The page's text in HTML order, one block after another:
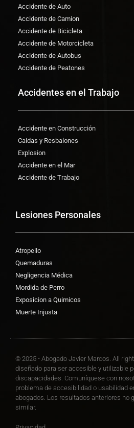
Accidente de Auto
Accidente de Camion
Accidente de Bicicleta
Accidente de Motorcicleta
Accidente de Autobus
Accidente de Peatones
Accidentes en el Trabajo
Accidente en Construcción
Caidas y Resbalones
Explosion
Accidente en el Mar
Accidente de Trabajo
Lesiones Personales
Atropello
Quemaduras
Negligencia Médica
Mordida de Perro
Exposicion a Quimicos
Muerte Injusta
© 2025 - Abogado Javier Marcos. All
diseñado para ser accesible y utilizable
discapacidades. Comuníquese con
problema de accesibilidad o usabilidad
abogados. Los resultados anteriores no
similar.